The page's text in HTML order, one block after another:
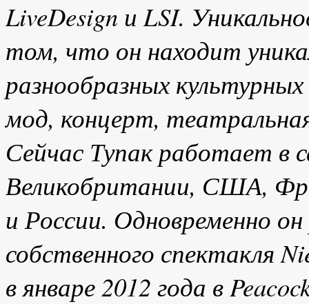
LiveDesign и LSI.
том, что он находит
разнообразных
мод, концерт,
Сейчас Тупак работает в
Великобритании, США,
и России. Одновременно
собственного спектакля
в январе 2012 года в